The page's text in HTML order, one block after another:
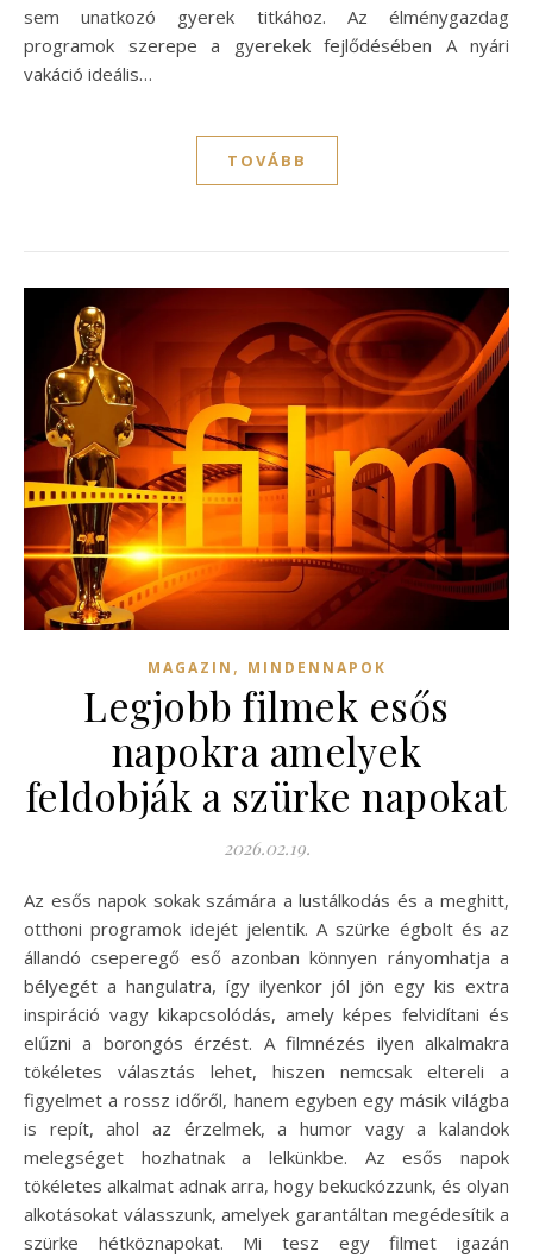
sem unatkozó gyerek titkához. Az élménygazdag
programok szerepe a gyerekek fejlődésében A nyári
vakáció ideális…
TOVÁBB
MAGAZIN , MINDENNAPOK
Legjobb filmek esős
napokra amelyek
feldobják a szürke napokat
2026.02.19.
Az esős napok sokak számára a lustálkodás és a meghitt,
otthoni programok idejét jelentik. A szürke égbolt és az
állandó cseperegő eső azonban könnyen rányomhatja a
bélyegét a hangulatra, így ilyenkor jól jön egy kis extra
inspiráció vagy kikapcsolódás, amely képes felvidítani és
elűzni a borongós érzést. A filmnézés ilyen alkalmakra
tökéletes választás lehet, hiszen nemcsak eltereli a
figyelmet a rossz időről, hanem egyben egy másik világba
is repít, ahol az érzelmek, a humor vagy a kalandok
melegséget hozhatnak a lelkünkbe. Az esős napok
tökéletes alkalmat adnak arra, hogy bekuckózzunk, és olyan
alkotásokat válasszunk, amelyek garantáltan megédesítik a
szürke hétköznapokat. Mi tesz egy filmet igazán